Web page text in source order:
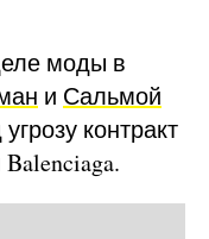
моды в
и Сальмой
контракт